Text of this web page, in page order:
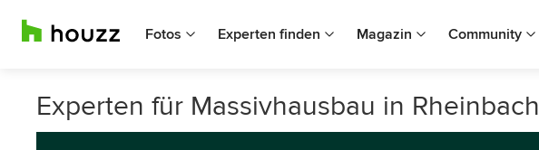
Fotos Experten finden Magazin Community
Experten für Massivhausbau in Rheinbach